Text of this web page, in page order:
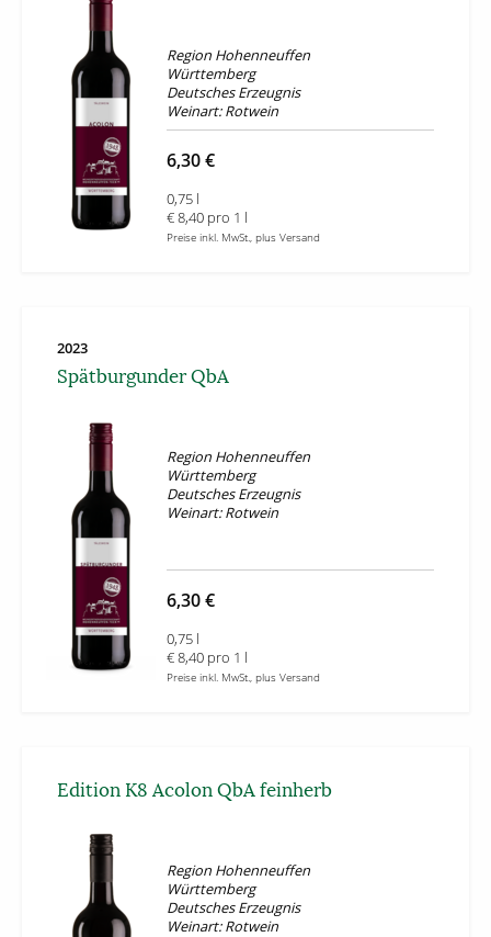
Region Hohenneuffen
Württemberg
Deutsches Erzeugnis
Weinart: Rotwein
6,30 €
0,75 l
€ 8,40 pro 1 l
Preise inkl. MwSt., plus Versand
2023
Spätburgunder QbA
Region Hohenneuffen
Württemberg
Deutsches Erzeugnis
Weinart: Rotwein
6,30 €
0,75 l
€ 8,40 pro 1 l
Preise inkl. MwSt., plus Versand
Edition K8 Acolon QbA feinherb
Region Hohenneuffen
Württemberg
Deutsches Erzeugnis
Weinart: Rotwein